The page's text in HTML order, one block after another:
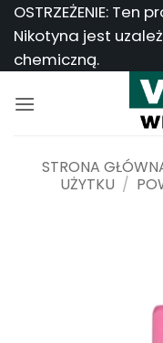
Przejdź
do
treści
OSTRZEŻENIE:
Nikotyna jest
chemiczną.
STRONA
UŻYTKU /